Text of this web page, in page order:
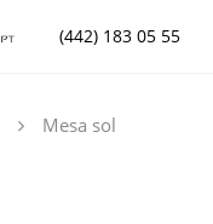
(442) 183 05 55
Mesa sol